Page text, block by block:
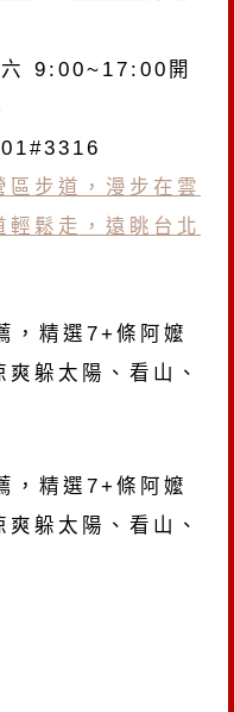
9:00~17:00開
區步道，漫步在雲
輕鬆走，遠眺台北